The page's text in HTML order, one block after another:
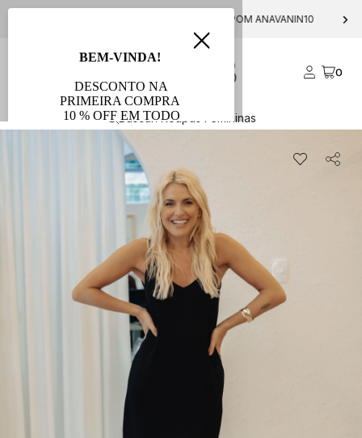
FRETE GRÁTIS PARA COMPRAS ACIMA DE R$ 1000
0